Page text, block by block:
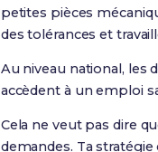
petites pièces
des tolérances et
Au niveau national, les
accèdent à un emploi
Cela ne veut pas dire
demandes. Ta stratégie